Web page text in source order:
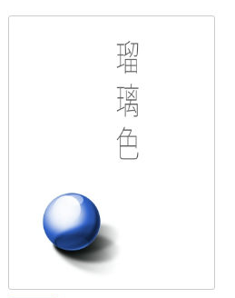
註冊會員
登入